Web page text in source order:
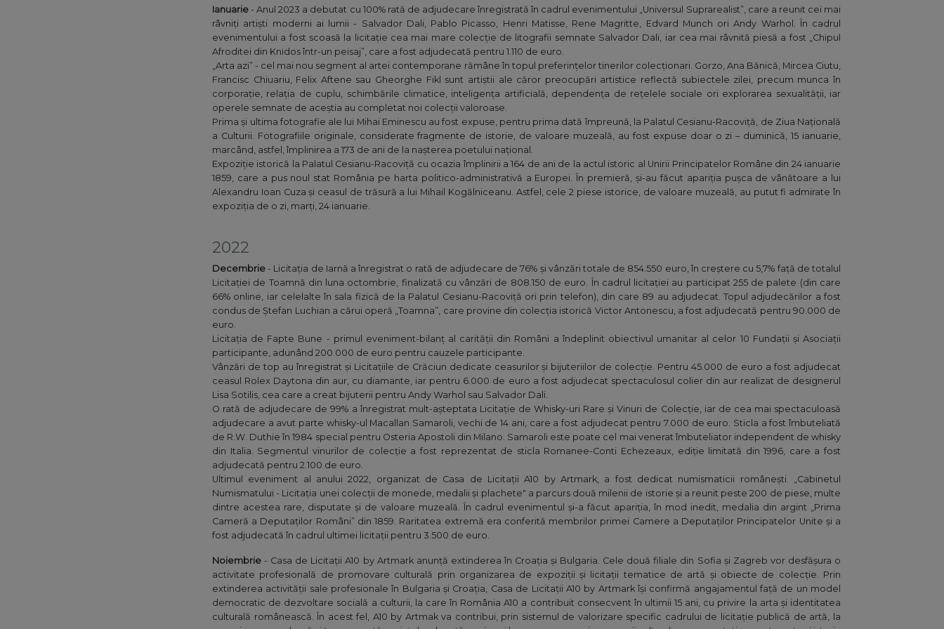
Ianuarie - Anul 2023 a debutat cu 100% rată de adjudecare înregistrată în cadrul evenimentului „Universul Suprarealist”, care a reunit cei mai
râvniți artiști moderni ai lumii - Salvador Dali, Pablo Picasso, Henri Matisse, Rene Magritte, Edvard Munch ori Andy Warhol. În cadrul
evenimentului a fost scoasă la licitație cea mai mare colecție de litografii semnate Salvador Dali, iar cea mai râvnită piesă a fost „Chipul
Afroditei din Knidos într-un peisaj”, care a fost adjudecată pentru 1.110 de euro.
„Arta azi” - cel mai nou segment al artei contemporane rămâne în topul preferințelor tinerilor colecționari. Gorzo, Ana Bănică, Mircea Ciutu,
Francisc Chiuariu, Felix Aftene sau Gheorghe Fikl sunt artiștii ale căror preocupări artistice reflectă subiectele zilei, precum munca în
corporație, relația de cuplu, schimbările climatice, inteligența artificială, dependența de rețelele sociale ori explorarea sexualității, iar
operele semnate de aceștia au completat noi colecții valoroase.
Prima și ultima fotografie ale lui Mihai Eminescu au fost expuse, pentru prima dată împreună, la Palatul Cesianu-Racoviță, de Ziua Națională
a Culturii. Fotografiile originale, considerate fragmente de istorie, de valoare muzeală, au fost expuse doar o zi – duminică, 15 ianuarie,
marcând, astfel, împlinirea a 173 de ani de la nașterea poetului național.
Expoziție istorică la Palatul Cesianu-Racoviță cu ocazia împlinirii a 164 de ani de la actul istoric al Unirii Principatelor Române din 24 ianuarie
1859, care a pus noul stat România pe harta politico-administrativă a Europei. În premieră, și-au făcut apariția pușca de vânătoare a lui
Alexandru Ioan Cuza și ceasul de trăsură a lui Mihail Kogălniceanu. Astfel, cele 2 piese istorice, de valoare muzeală, au putut fi admirate în
expoziția de o zi, marți, 24 ianuarie.
2022
Decembrie - Licitația de Iarnă a înregistrat o rată de adjudecare de 76% și vânzări totale de 854.550 euro, în creștere cu 5,7% față de totalul
Licitației de Toamnă din luna octombrie, finalizată cu vânzări de 808.150 de euro. În cadrul licitației au participat 255 de palete (din care
66% online, iar celelalte în sala fizică de la Palatul Cesianu-Racoviță ori prin telefon), din care 89 au adjudecat. Topul adjudecărilor a fost
condus de Ștefan Luchian a cărui operă „Toamna”, care provine din colecția istorică Victor Antonescu, a fost adjudecată pentru 90.000 de
euro.
Licitația de Fapte Bune - primul eveniment-bilanț al carității din Români a îndeplinit obiectivul umanitar al celor 10 Fundații și Asociații
participante, adunând 200.000 de euro pentru cauzele participante.
Vânzări de top au înregistrat și Licitațiile de Crăciun dedicate ceasurilor și bijuteriilor de colecție. Pentru 45.000 de euro a fost adjudecat
ceasul Rolex Daytona din aur, cu diamante, iar pentru 6.000 de euro a fost adjudecat spectaculosul colier din aur realizat de designerul
Lisa Sotilis, cea care a creat bijuterii pentru Andy Warhol sau Salvador Dali.
O rată de adjudecare de 99% a înregistrat mult-așteptata Licitație de Whisky-uri Rare și Vinuri de Colecție, iar de cea mai spectaculoasă
adjudecare a avut parte whisky-ul Macallan Samaroli, vechi de 14 ani, care a fost adjudecat pentru 7.000 de euro. Sticla a fost îmbuteliată
de R.W. Duthie în 1984 special pentru Osteria Apostoli din Milano. Samaroli este poate cel mai venerat îmbuteliator independent de whisky
din Italia. Segmentul vinurilor de colecție a fost reprezentat de sticla Romanee-Conti Echezeaux, ediție limitată din 1996, care a fost
adjudecată pentru 2.100 de euro.
Ultimul eveniment al anului 2022, organizat de Casa de Licitații A10 by Artmark, a fost dedicat numismaticii românești. „Cabinetul
Numismatului - Licitația unei colecții de monede, medalii și plachete" a parcurs două milenii de istorie și a reunit peste 200 de piese, multe
dintre acestea rare, disputate și de valoare muzeală. În cadrul evenimentul și-a făcut apariția, în mod inedit, medalia din argint „Prima
Cameră a Deputaților Români” din 1859. Raritatea extremă era conferită membrilor primei Camere a Deputaților Principatelor Unite și a
fost adjudecată în cadrul ultimei licitații pentru 3.500 de euro.
Noiembrie - Casa de Licitații A10 by Artmark anunță extinderea în Croația și Bulgaria. Cele două filiale din Sofia și Zagreb vor desfășura o
activitate profesională de promovare culturală prin organizarea de expoziții și licitații tematice de artă și obiecte de colecție. Prin
extinderea activității sale profesionale în Bulgaria și Croația, Casa de Licitații A10 by Artmark își confirmă angajamentul față de un model
democratic de dezvoltare socială a culturii, la care în România A10 a contribuit consecvent în ultimii 15 ani, cu privire la arta și identitatea
culturală românească. În acest fel, A10 by Artmak va contribui, prin sistemul de valorizare specific cadrului de licitație publică de artă, la